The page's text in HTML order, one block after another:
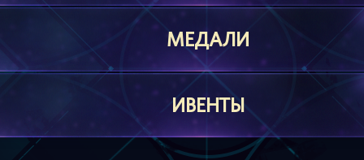
МЕДАЛИ
ИВЕНТЫ